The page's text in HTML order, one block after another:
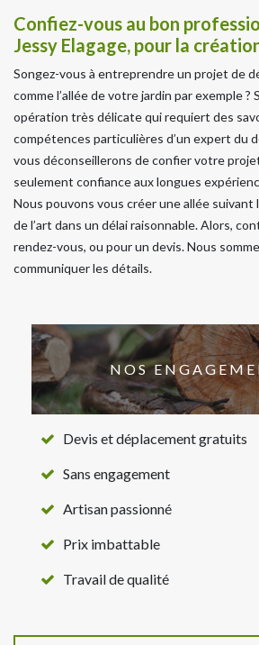
Confiez-vous au bon
Jessy Elagage, pour la
Songez-vous à entreprendre un projet de
comme l’allée de votre jardin par exemple ?
opération très délicate qui requiert des
compétences particulières d’un expert du
vous déconseillerons de confier votre
seulement confiance aux longues
Nous pouvons vous créer une allée suivant
de l’art dans un délai raisonnable. Alors,
rendez-vous, ou pour un devis. Nous
communiquer les détails.
NOS
Devis et déplacement gratuits
Sans engagement
Artisan passionné
Prix imbattable
Travail de qualité